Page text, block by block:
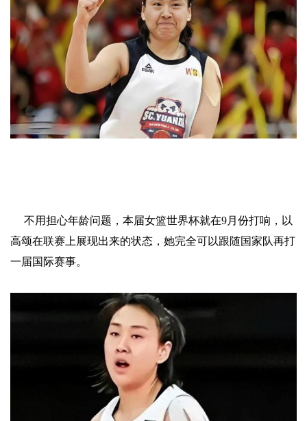
不用担心年龄问题，本届女篮世界杯就在9月份打响，以
高颂在联赛上展现出来的状态，她完全可以跟随国家队再打
一届国际赛事。